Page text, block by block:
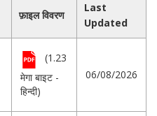
फ़ाइल विवरण
Last
Updated
(1.23
मेगा बाइट -
हिन्दी)
06/08/2026